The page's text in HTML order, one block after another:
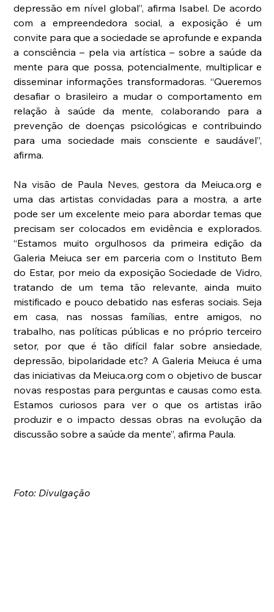
depressão em nível global”, afirma Isabel. De acordo
com a empreendedora social, a exposição é um
convite para que a sociedade se aprofunde e expanda
a consciência – pela via artística – sobre a saúde da
mente para que possa, potencialmente, multiplicar e
disseminar informações transformadoras. “Queremos
desafiar o brasileiro a mudar o comportamento em
relação à saúde da mente, colaborando para a
prevenção de doenças psicológicas e contribuindo
para uma sociedade mais consciente e saudável”,
afirma.
Na visão de Paula Neves, gestora da Meiuca.org e
uma das artistas convidadas para a mostra, a arte
pode ser um excelente meio para abordar temas que
precisam ser colocados em evidência e explorados.
“Estamos muito orgulhosos da primeira edição da
Galeria Meiuca ser em parceria com o Instituto Bem
do Estar, por meio da exposição Sociedade de Vidro,
tratando de um tema tão relevante, ainda muito
mistificado e pouco debatido nas esferas sociais. Seja
em casa, nas nossas famílias, entre amigos, no
trabalho, nas políticas públicas e no próprio terceiro
setor, por que é tão difícil falar sobre ansiedade,
depressão, bipolaridade etc? A Galeria Meiuca é uma
das iniciativas da Meiuca.org com o objetivo de buscar
novas respostas para perguntas e causas como esta.
Estamos curiosos para ver o que os artistas irão
produzir e o impacto dessas obras na evolução da
discussão sobre a saúde da mente”, afirma Paula.
Foto: Divulgação